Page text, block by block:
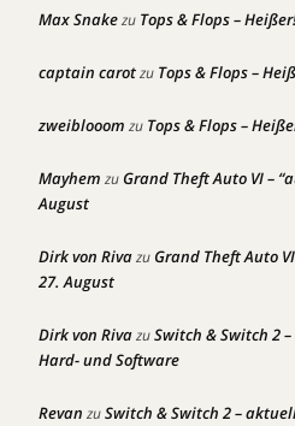
Max Snakezu Tops & Flops –
captain carotzu Tops & Flops –
zweiblooom zu Tops & Flops –
Mayhem zuGrand Theft Auto VI –
August
Dirk von RivazuGrand Theft Auto
27. August
Dirk von RivazuSwitch & Switch 2
Hard- und Software
Revan zuSwitch & Switch 2 –